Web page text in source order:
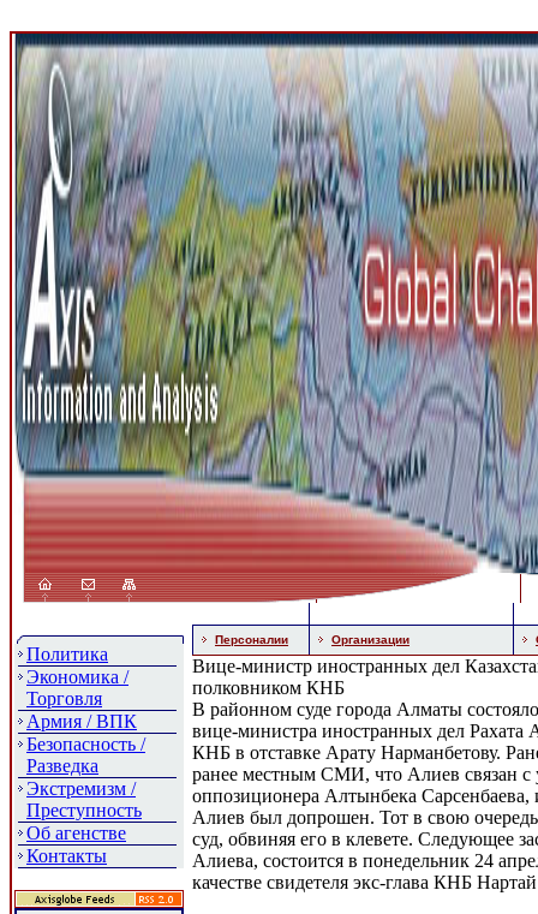
Политика
Экономика /
Торговля
Армия / ВПК
Безопасность /
Разведка
Экстремизм /
Преступность
Об агенстве
Контакты
Персоналии Организации
Вице-министр иностранных дел
полковником КНБ
В районном суде города Алматы
вице-министра иностранных дел Рахата
КНБ в отставке Арату Нарманбетову.
ранее местным СМИ, что Алиев связан с
оппозиционера Алтынбека Сарсенбаева,
Алиев был допрошен. Тот в свою
суд, обвиняя его в клевете. Следующее
Алиева, состоится в понедельник 24
качестве свидетеля экс-глава КНБ